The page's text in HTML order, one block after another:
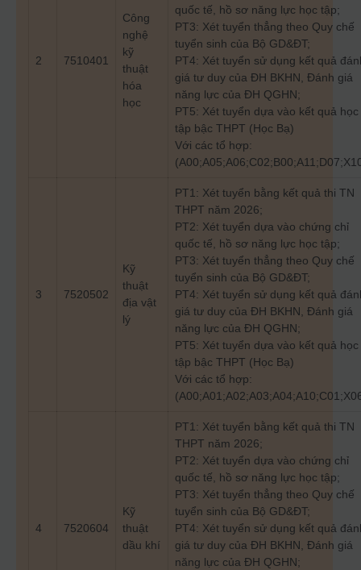
2 7510401
Công
nghệ
kỹ
thuật
hóa
học
quốc tế, hồ sơ năng lực học tập;
PT3: Xét tuyển thẳng theo Quy chế
tuyển sinh của Bộ GD&ĐT;
PT4: Xét tuyển sử dụng kết quả
giá tư duy của ĐH BKHN, Đánh giá
năng lực của ĐH QGHN;
PT5: Xét tuyển dựa vào kết quả học
tập bậc THPT (Học Bạ)
Với các tổ hợp:
3 7520502
Kỹ
thuật
địa vật
lý
PT1: Xét tuyển bằng kết quả thi TN
THPT năm 2026;
PT2: Xét tuyển dựa vào chứng chỉ
quốc tế, hồ sơ năng lực học tập;
PT3: Xét tuyển thẳng theo Quy chế
tuyển sinh của Bộ GD&ĐT;
PT4: Xét tuyển sử dụng kết quả
giá tư duy của ĐH BKHN, Đánh giá
năng lực của ĐH QGHN;
PT5: Xét tuyển dựa vào kết quả học
tập bậc THPT (Học Bạ)
Với các tổ hợp:
4 7520604
Kỹ
thuật
dầu khí
PT1: Xét tuyển bằng kết quả thi TN
THPT năm 2026;
PT2: Xét tuyển dựa vào chứng chỉ
quốc tế, hồ sơ năng lực học tập;
PT3: Xét tuyển thẳng theo Quy chế
tuyển sinh của Bộ GD&ĐT;
PT4: Xét tuyển sử dụng kết quả
giá tư duy của ĐH BKHN, Đánh giá
năng lực của ĐH QGHN;